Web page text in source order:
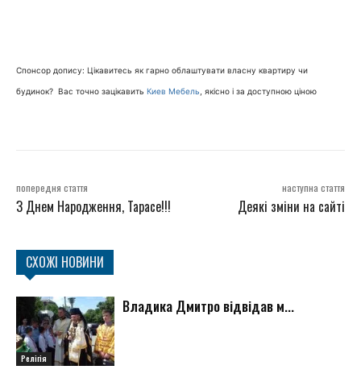
Спонсор допису: Цікавитесь як гарно облаштувати власну квартиру чи
будинок? Вас точно зацікавить Киев Мебель , якісно і за доступною ціною
попередня стаття
З Днем Народження, Тарасе!!!
наступна стаття
Деякі зміни на сайті
СХОЖІ НОВИНИ
Релігія
Владика Дмитро відвідав м...